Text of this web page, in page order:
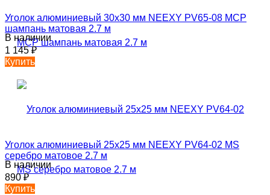
Уголок алюминиевый 30х30 мм NEEXY PV65-08 MCP
шампань матовая 2.7 м
В наличии
1 145₽
Купить
Уголок алюминиевый 25х25 мм NEEXY PV64-02 MS
серебро матовое 2.7 м
В наличии
890₽
Купить